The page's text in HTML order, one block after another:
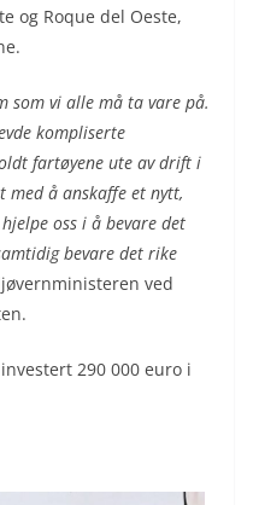
og Roque del Oeste,
som vi alle må ta vare på.
kompliserte
fartøyene ute av drift i
med å anskaffe et nytt,
oss i å bevare det
bevare det rike
ved
290 000 euro i